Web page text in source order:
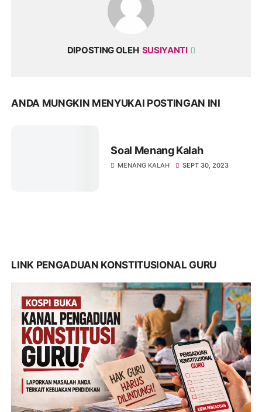
DIPOSTING OLEH SUSIYANTI
ANDA MUNGKIN MENYUKAI POSTINGAN INI
Soal Menang Kalah
MENANG KALAH SEPT 30, 2023
LINK PENGADUAN KONSTITUSIONAL GURU